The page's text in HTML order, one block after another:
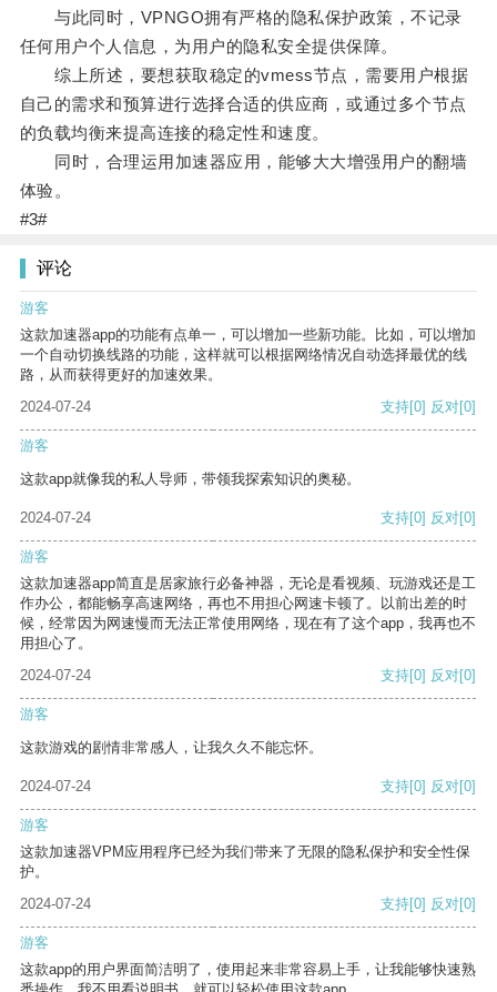
与此同时，VPNGO拥有严格的隐私保护政策，不记录
任何用户个人信息，为用户的隐私安全提供保障。
综上所述，要想获取稳定的vmess节点，需要用户根据
自己的需求和预算进行选择合适的供应商，或通过多个节点
的负载均衡来提高连接的稳定性和速度。
同时，合理运用加速器应用，能够大大增强用户的翻墙
体验。
#3#
评论
游客
这款加速器app的功能有点单一，可以增加一些新功能。比如，可以增加
一个自动切换线路的功能，这样就可以根据网络情况自动选择最优的线
路，从而获得更好的加速效果。
2024-07-24
支持[0] 反对[0]
游客
这款app就像我的私人导师，带领我探索知识的奥秘。
2024-07-24 支持[0] 反对[0]
游客
这款加速器app简直是居家旅行必备神器，无论是看视频、玩游戏还是工
作办公，都能畅享高速网络，再也不用担心网速卡顿了。以前出差的时
候，经常因为网速慢而无法正常使用网络，现在有了这个app，我再也不
用担心了。
2024-07-24
支持[0] 反对[0]
游客
这款游戏的剧情非常感人，让我久久不能忘怀。
2024-07-24 支持[0] 反对[0]
游客
这款加速器VPM应用程序已经为我们带来了无限的隐私保护和安全性保
护。
2024-07-24
支持[0] 反对[0]
游客
这款app的用户界面简洁明了，使用起来非常容易上手，让我能够快速熟